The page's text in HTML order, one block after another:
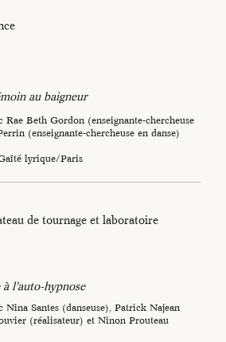
au baigneur
Rae Beth Gordon (enseignante-chercheuse
(enseignante-chercheuse en danse)
lyrique/Paris
de tournage et laboratoire
l’auto-hypnose
Nina Santes (danseuse), Patrick Najean
(réalisateur) et Ninon Prouteau